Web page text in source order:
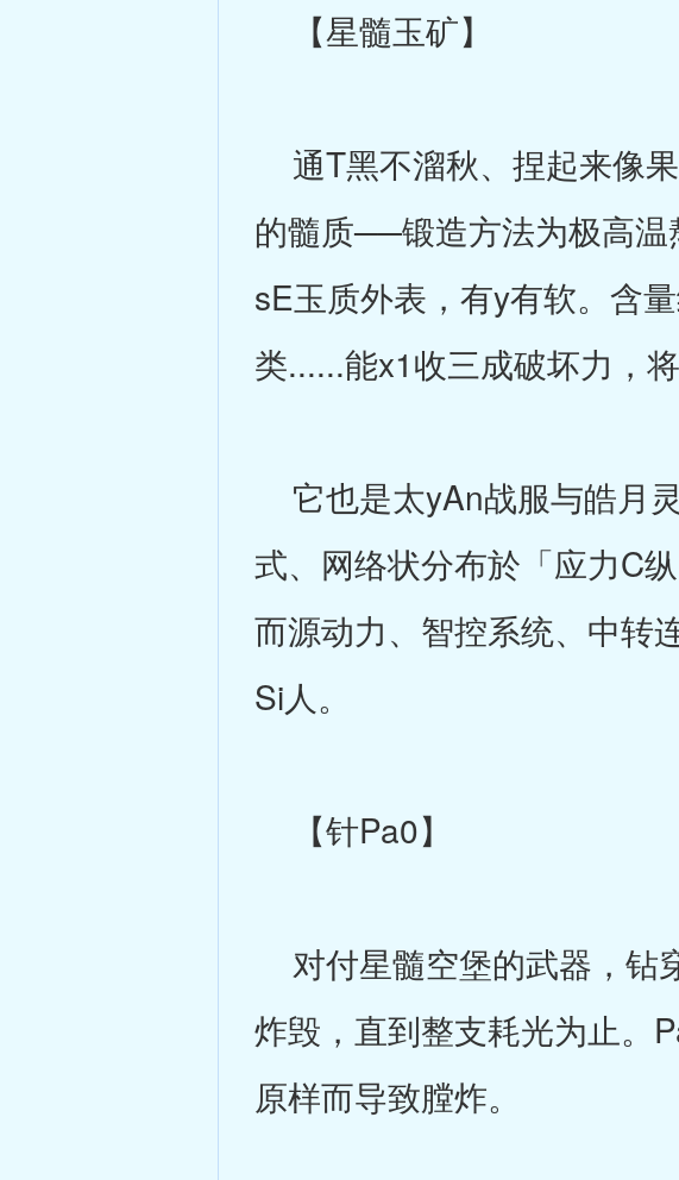
【星髓玉矿】
通T黑不溜秋、捏起来像
的髓质──锻造方法为极高
sE玉质外表，有y有软。含
类......能x1收三成破坏力，
它也是太yAn战服与皓月
式、网络状分布於「应力C
而源动力、智控系统、中转
Si人。
【针Pa0】
对付星髓空堡的武器，钻
炸毁，直到整支耗光为止。
原样而导致膛炸。